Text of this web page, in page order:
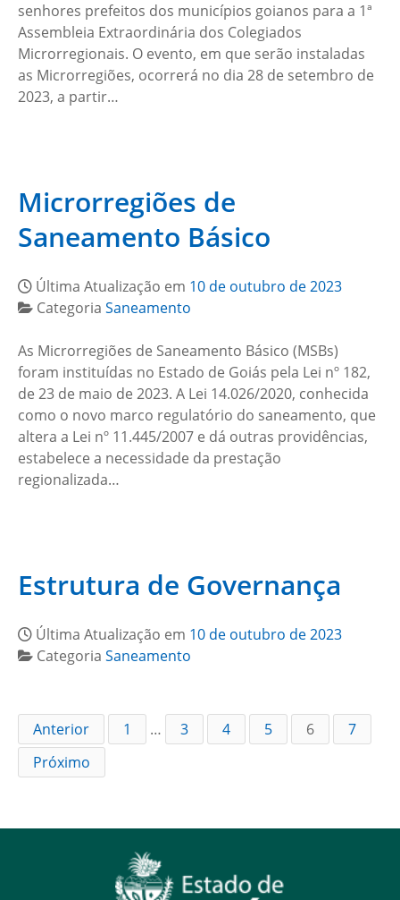
senhores prefeitos dos municípios goianos para a 1ª
Assembleia Extraordinária dos Colegiados
Microrregionais. O evento, em que serão instaladas
as Microrregiões, ocorrerá no dia 28 de setembro de
2023, a partir…
Microrregiões de
Saneamento Básico
Última Atualização em 10 de outubro de 2023
Categoria Saneamento
As Microrregiões de Saneamento Básico (MSBs)
foram instituídas no Estado de Goiás pela Lei nº 182,
de 23 de maio de 2023. A Lei 14.026/2020, conhecida
como o novo marco regulatório do saneamento, que
altera a Lei nº 11.445/2007 e dá outras providências,
estabelece a necessidade da prestação
regionalizada…
Estrutura de Governança
Última Atualização em 10 de outubro de 2023
Categoria Saneamento
Anterior 1 … 3 4 5 6
7
Próximo